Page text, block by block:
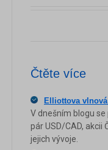
Čtěte více
Elliottova
V dnešním blogu
pár USD/CAD, akcii
jejich vývoje.